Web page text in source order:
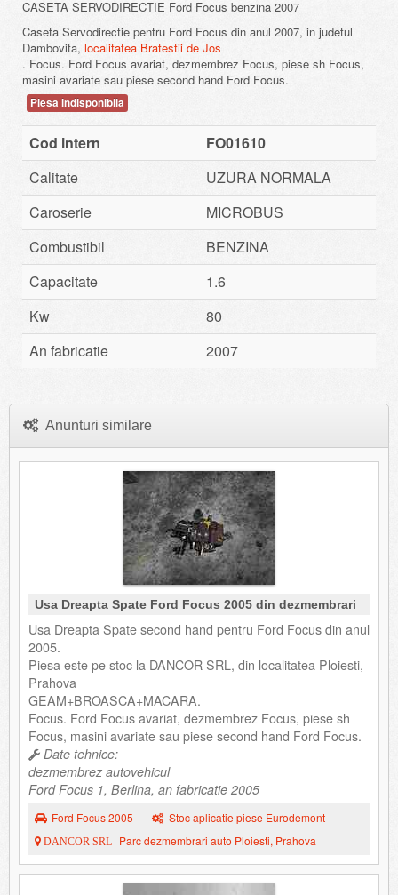
CASETA SERVODIRECTIE Ford Focus benzina 2007
Caseta Servodirectie pentru Ford Focus din anul 2007, in judetul
Dambovita, localitatea Bratestii de Jos
. Focus. Ford Focus avariat, dezmembrez Focus, piese sh Focus,
masini avariate sau piese second hand Ford Focus.
Piesa indisponibila
Cod intern
FO01610
Calitate
UZURA NORMALA
Caroserie
MICROBUS
Combustibil
BENZINA
Capacitate
1.6
Kw
80
An fabricatie
2007
Anunturi similare
Usa Dreapta Spate Ford Focus 2005 din dezmembrari
Usa Dreapta Spate second hand pentru Ford Focus din anul
2005.
Piesa este pe stoc la DANCOR SRL, din localitatea Ploiesti,
Prahova
GEAM+BROASCA+MACARA.
Focus. Ford Focus avariat, dezmembrez Focus, piese sh
Focus, masini avariate sau piese second hand Ford Focus.
Date tehnice:
dezmembrez autovehicul
Ford Focus 1, Berlina, an fabricatie 2005
Ford Focus 2005 Stoc aplicatie piese Eurodemont
DANCOR SRL Parc dezmembrari auto Ploiesti, Prahova